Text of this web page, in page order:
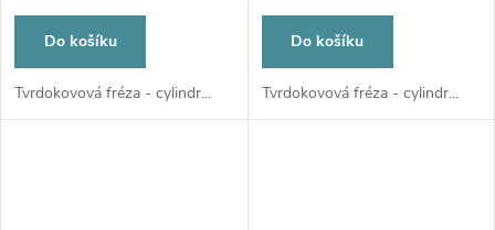
Do košíku
Tvrdokovová fréza - cylindr...
Do košíku
Tvrdokovová fréza - cylindr...